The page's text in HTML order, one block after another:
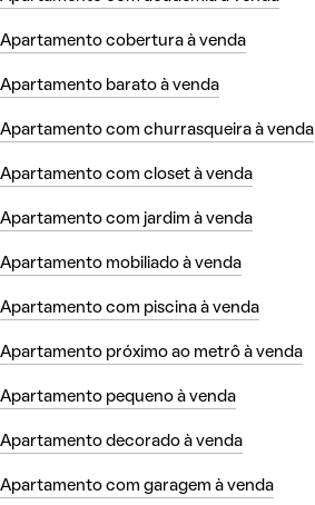
Apartamento cobertura à venda
Apartamento barato à venda
Apartamento com churrasqueira à venda
Apartamento com closet à venda
Apartamento com jardim à venda
Apartamento mobiliado à venda
Apartamento com piscina à venda
Apartamento próximo ao metrô à venda
Apartamento pequeno à venda
Apartamento decorado à venda
Apartamento com garagem à venda